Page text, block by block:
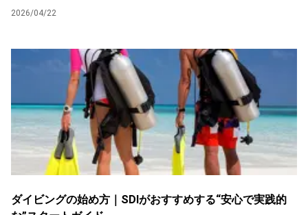
2026/04/22
ダイビングの始め方｜SDIがおすすめする“安心で実践的